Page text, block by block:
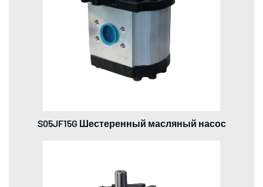
S05JF15G Шестеренный масляный насос